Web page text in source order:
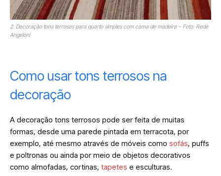
2. Decoração tons terrosos para quarto simples com cama de madeira – Foto: Rede
Angeloni
Como usar tons terrosos na
decoração
A decoração tons terrosos pode ser feita de muitas
formas, desde uma parede pintada em terracota, por
exemplo, até mesmo através de móveis como sofás, puffs
e poltronas ou ainda por meio de objetos decorativos
como almofadas, cortinas, tapetes e esculturas.